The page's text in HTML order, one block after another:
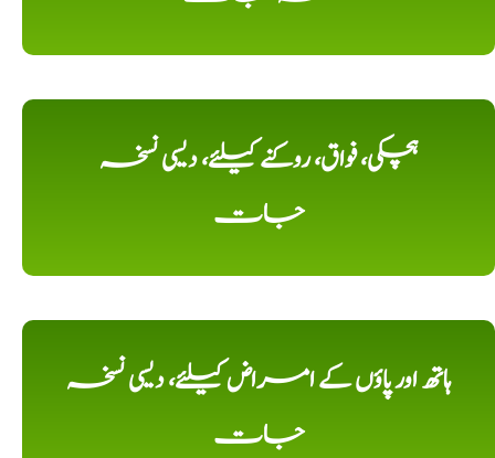
ہچکی، فواق، روکنے کیلئے، دیسی نسخہ
جات
ہاتھ اور پاؤں کے امراض کیلئے، دیسی نسخہ
جات